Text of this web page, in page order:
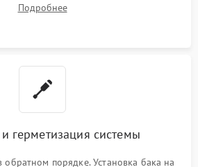
резиновой манжеты.
Подробнее
герметизация системы
обратном порядке. Установка бака на